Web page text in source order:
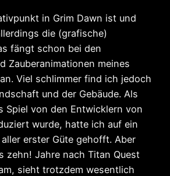
in Grim Dawn ist und
die (grafische)
fängt schon bei den
Zauberanimationen meines
Viel schlimmer find ich jedoch
und der Gebäude. Als
Spiel von den Entwicklern von
wurde, hatte ich auf ein
erster Güte gehofft. Aber
zehn! Jahre nach Titan Quest
sieht trotzdem wesentlich